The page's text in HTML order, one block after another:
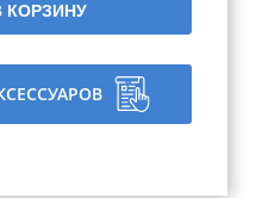
КОРЗИНУ